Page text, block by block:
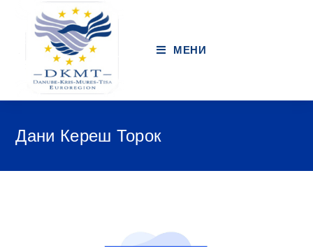
МЕНИ
Дани Кереш Торок